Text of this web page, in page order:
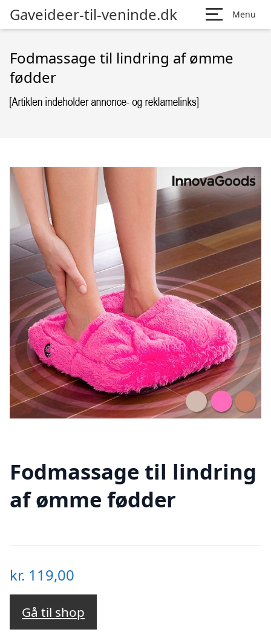
Gaveideer-til-veninde.dk Menu
Fodmassage til lindring af ømme
fødder
Fodmassage til lindring
af ømme fødder
kr. 119,00
Gå til shop